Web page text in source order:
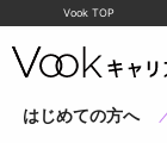
Vook TOP
はじめての方へ